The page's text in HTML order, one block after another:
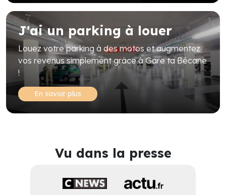
J'ai un parking à louer
Louez votre parking à des motos et augmentez
vos revenus simplement grâce à Gare ta Bécane
!
En savoir plus
Vu dans la presse